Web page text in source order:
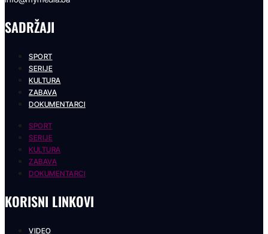
SADRŽAJI
SPORT
SERIJE
KULTURA
ZABAVA
DOKUMENTARCI
SPORT
SERIJE
KULTURA
ZABAVA
DOKUMENTARCI
KORISNI LINKOVI
VIDEO